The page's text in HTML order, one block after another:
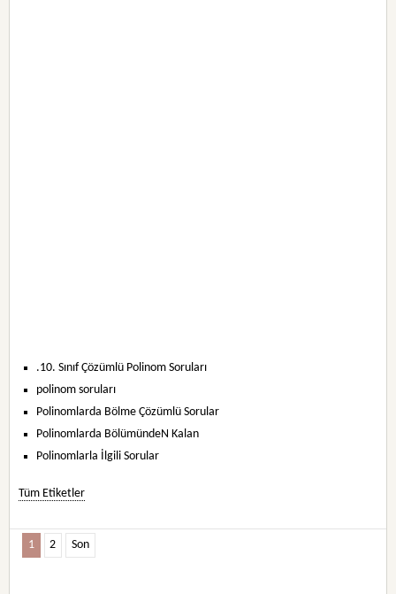
.10. Sınıf Çözümlü Polinom Soruları
polinom soruları
Polinomlarda Bölme Çözümlü Sorular
Polinomlarda BölümündeN Kalan
Polinomlarla İlgili Sorular
Tüm Etiketler
1 2 Son